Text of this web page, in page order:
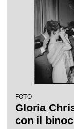
FOTO
Gloria
con il